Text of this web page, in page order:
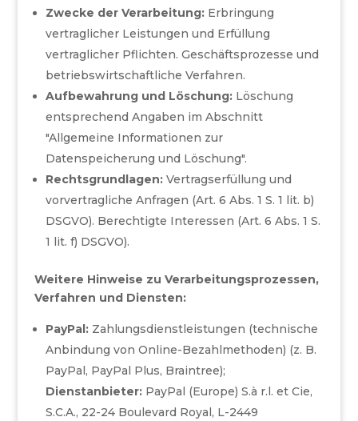
Zwecke der Verarbeitung:Erbringung
vertraglicher Leistungen und Erfüllung
vertraglicher Pflichten. Geschäftsprozesse und
betriebswirtschaftliche Verfahren.
Aufbewahrung und Löschung:Löschung
entsprechend Angaben im Abschnitt
"Allgemeine Informationen zur
Datenspeicherung und Löschung".
Rechtsgrundlagen:Vertragserfüllung und
vorvertragliche Anfragen (Art. 6 Abs. 1 S. 1 lit. b)
DSGVO). Berechtigte Interessen (Art. 6 Abs. 1 S.
1 lit. f) DSGVO).
Weitere Hinweise zu Verarbeitungsprozessen,
Verfahren und Diensten:
PayPal: Zahlungsdienstleistungen (technische
Anbindung von Online-Bezahlmethoden) (z. B.
PayPal, PayPal Plus, Braintree);
Dienstanbieter:PayPal (Europe) S.à r.l. et Cie,
S.C.A., 22-24 Boulevard Royal, L-2449